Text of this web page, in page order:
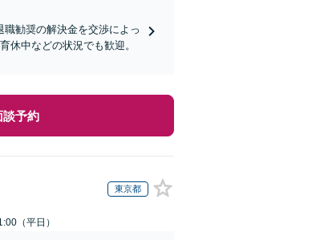
職勧奨の解決金を交渉によっ
休中などの状況でも歓迎。
談予約
東京都
（平日）